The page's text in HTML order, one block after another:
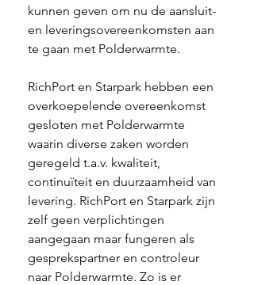
kunnen geven om nu de aansluit-
en leveringsovereenkomsten aan
te gaan met Polderwarmte.
RichPort en Starpark hebben een
overkoepelende overeenkomst
gesloten met Polderwarmte
waarin diverse zaken worden
geregeld t.a.v. kwaliteit,
continuïteit en duurzaamheid van
levering. RichPort en Starpark zijn
zelf geen verplichtingen
aangegaan maar fungeren als
gesprekspartner en controleur
naar Polderwarmte. Zo is er